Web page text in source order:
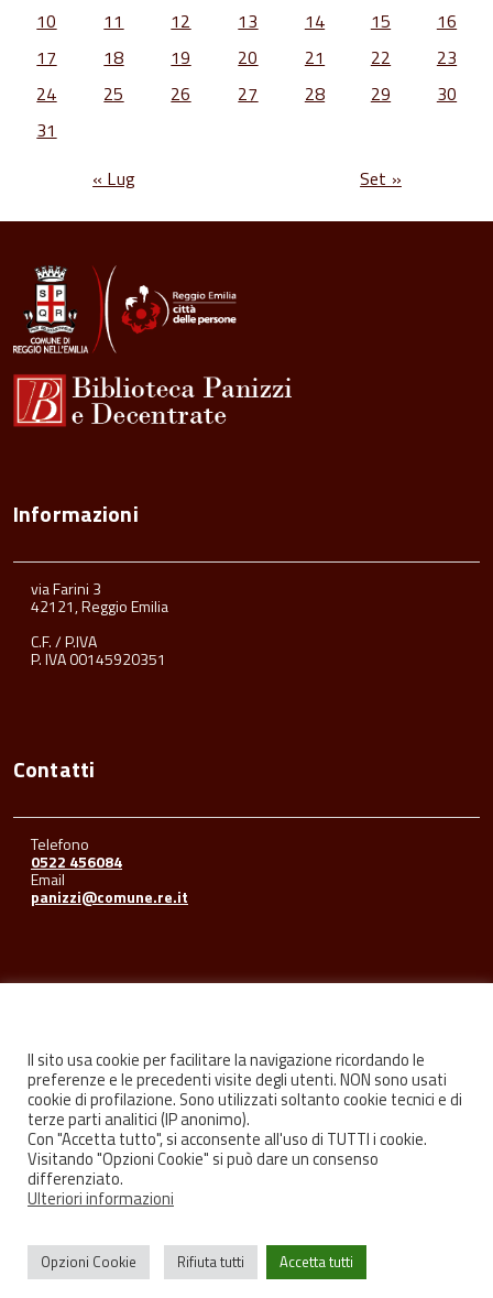
10
11 12 13 14 15
16
17
18 19 20 21 22
23
24
25 26 27 28 29
30
31
« Lug
Set »
Informazioni
via Farini 3
42121, Reggio Emilia
C.F. / P.IVA
P. IVA 00145920351
Contatti
Telefono
0522 456084
Email
panizzi@comune.re.it
FacebookYoutubeInstagram
Privacy Credits
Il sito usa cookie per facilitare la navigazione ricordando le
preferenze e le precedenti visite degli utenti. NON sono usati
cookie di profilazione. Sono utilizzati soltanto cookie tecnici e di
terze parti analitici (IP anonimo).
Con "Accetta tutto", si acconsente all'uso di TUTTI i cookie.
Visitando "Opzioni Cookie" si può dare un consenso
differenziato.
Ulteriori informazioni
Opzioni Cookie Rifiuta tutti Accetta tutti